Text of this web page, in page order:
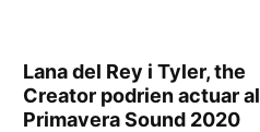
Lana del Rey i Tyler, the
Creator podrien actuar al
Primavera Sound 2020